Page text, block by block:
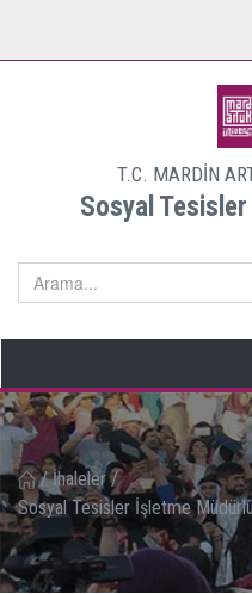
T.C. MARDİN
Sosyal
/ İhaleler /
Sosyal Tesisler İşletme